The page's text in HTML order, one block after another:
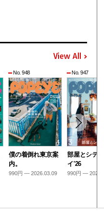
View All
No. 948
僕の着倒れ東京案
内。
990円 — 2026.03.09
No. 947
部屋とシティ
イ'26
990円 —